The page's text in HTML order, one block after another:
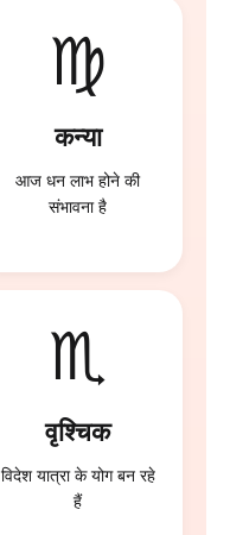
♍
कन्या
आज धन लाभ होने की
संभावना है
♏
वृश्चिक
विदेश यात्रा के योग बन रहे
हैं